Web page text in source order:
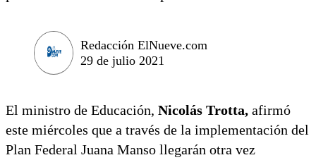
Redacción ElNueve.com
29 de julio 2021
El ministro de Educación, Nicolás Trotta, afirmó
este miércoles que a través de la implementación del
Plan Federal Juana Manso llegarán otra vez